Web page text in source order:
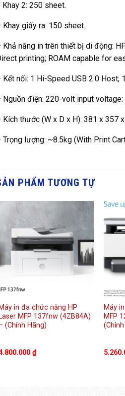
Khay 2: 250 sheet.
Khay giấy ra: 150 sheet.
Khả năng in trên thiết bị di động:
printing; ROAM capable for
Kết nối: 1 Hi-Speed USB 2.0
Nguồn điện: 220-volt input
Kích thước (W x D x H): 381 x 357
Trọng lượng: ~8.5kg (With Print
PHẨM TƯƠNG TỰ
Máy in đa chức năng HP
Laser MFP 137fnw (4ZB84A)
(Chính Hãng)
₫
Máy
MFP